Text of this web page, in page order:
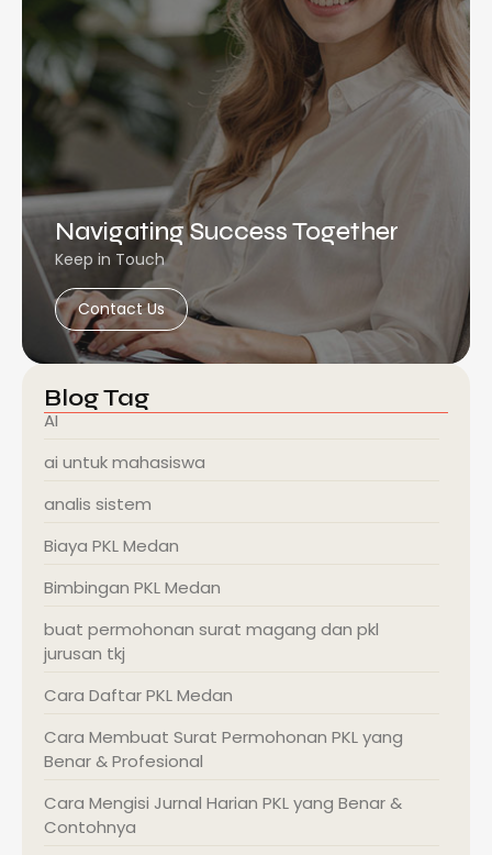
Navigating Success Together
Keep in Touch
Contact Us
Blog Tag
AI
ai untuk mahasiswa
analis sistem
Biaya PKL Medan
Bimbingan PKL Medan
buat permohonan surat magang dan pkl
jurusan tkj
Cara Daftar PKL Medan
Cara Membuat Surat Permohonan PKL yang
Benar & Profesional
Cara Mengisi Jurnal Harian PKL yang Benar &
Contohnya